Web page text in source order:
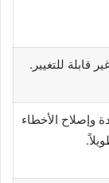
قابلة للتغيير.
وإصلاح الأخطاء